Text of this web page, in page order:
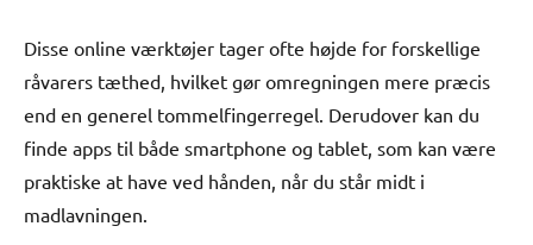
Disse online værktøjer tager ofte højde for forskellige
råvarers tæthed, hvilket gør omregningen mere præcis
end en generel tommelfingerregel. Derudover kan du
finde apps til både smartphone og tablet, som kan være
praktiske at have ved hånden, når du står midt i
madlavningen.